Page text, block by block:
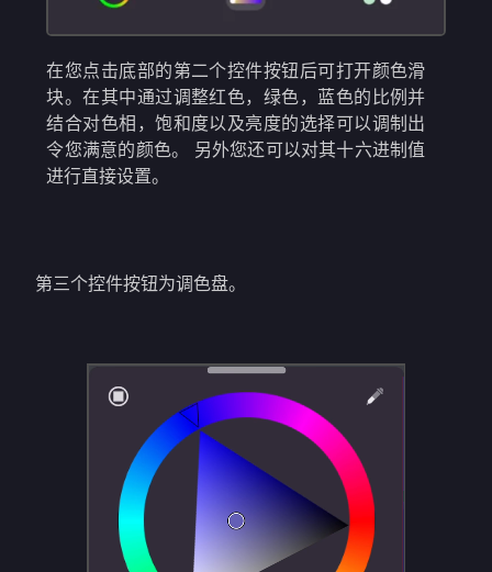
在您点击底部的第二个控件按钮后可打开颜色滑
块。在其中通过调整红色，绿色，蓝色的比例并
结合对色相，饱和度以及亮度的选择可以调制出
令您满意的颜色。 另外您还可以对其十六进制值
进行直接设置。
第三个控件按钮为调色盘。